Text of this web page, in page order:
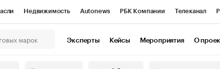
Недвижимость Autonews РБК Компании Телеканал
Эксперты Кейсы Мероприятия О